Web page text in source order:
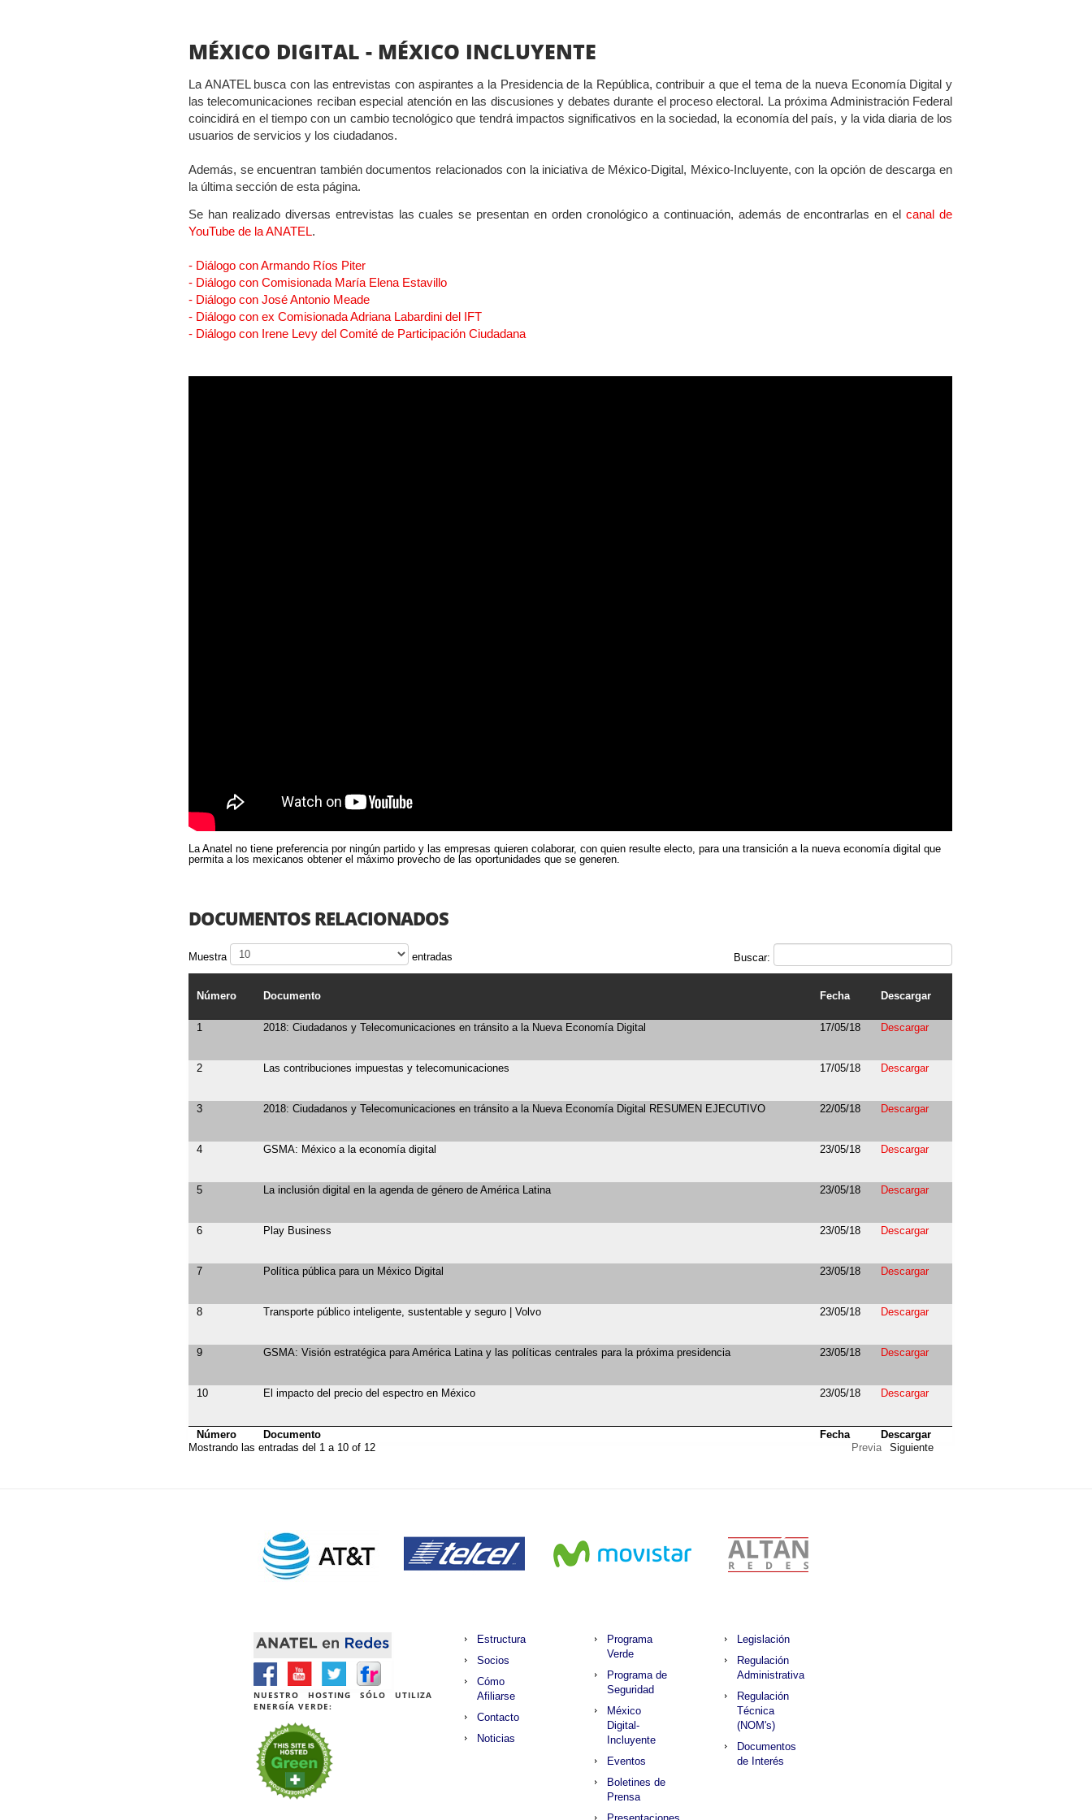
MÉXICO DIGITAL - MÉXICO INCLUYENTE
La ANATEL busca con las entrevistas con aspirantes a la Presidencia de la República, contribuir a que el tema de la nueva Economía Digital y
las telecomunicaciones reciban especial atención en las discusiones y debates durante el proceso electoral. La próxima Administración Federal
coincidirá en el tiempo con un cambio tecnológico que tendrá impactos significativos en la sociedad, la economía del país, y la vida diaria de los
usuarios de servicios y los ciudadanos.
Además, se encuentran también documentos relacionados con la iniciativa de México-Digital, México-Incluyente, con la opción de descarga en
la última sección de esta página.
Se han realizado diversas entrevistas las cuales se presentan en orden cronológico a continuación, además de encontrarlas en elcanal de
YouTube de la ANATEL.
- Diálogo con Armando Ríos Piter
- Diálogo con Comisionada María Elena Estavillo
- Diálogo con José Antonio Meade
- Diálogo con ex Comisionada Adriana Labardini del IFT
- Diálogo con Irene Levy del Comité de Participación Ciudadana
La Anatel no tiene preferencia por ningún partido y las empresas quieren colaborar, con quien resulte electo, para una transición a la nueva economía digital que
permita a los mexicanos obtener el máximo provecho de las oportunidades que se generen.
DOCUMENTOS RELACIONADOS
Muestra entradas Buscar:
Número Documento Fecha Descargar
Número Documento Fecha Descargar
1 2018: Ciudadanos y Telecomunicaciones en tránsito a la Nueva Economía Digital 17/05/18 Descargar
2 Las contribuciones impuestas y telecomunicaciones 17/05/18 Descargar
3 2018: Ciudadanos y Telecomunicaciones en tránsito a la Nueva Economía Digital RESUMEN EJECUTIVO 22/05/18 Descargar
4 GSMA: México a la economía digital 23/05/18 Descargar
5 La inclusión digital en la agenda de género de América Latina 23/05/18 Descargar
6 Play Business 23/05/18 Descargar
7 Política pública para un México Digital 23/05/18 Descargar
8 Transporte público inteligente, sustentable y seguro | Volvo 23/05/18 Descargar
9 GSMA: Visión estratégica para América Latina y las políticas centrales para la próxima presidencia 23/05/18 Descargar
10 El impacto del precio del espectro en México 23/05/18 Descargar
Mostrando las entradas del 1 a 10 of 12 Previa Siguiente
NUESTRO HOSTING SÓLO UTILIZA
ENERGÍA VERDE:
Estructura
Socios
Cómo
Afiliarse
Contacto
Noticias
Programa
Verde
Programa de
Seguridad
México
Digital-
Incluyente
Eventos
Boletines de
Prensa
Legislación
Regulación
Administrativa
Regulación
Técnica
(NOM's)
Documentos
de Interés